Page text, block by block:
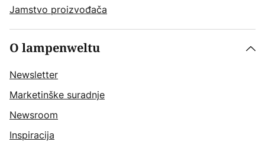
Jamstvo proizvođača
O lampenweltu
Newsletter
Marketinške suradnje
Newsroom
Inspiracija